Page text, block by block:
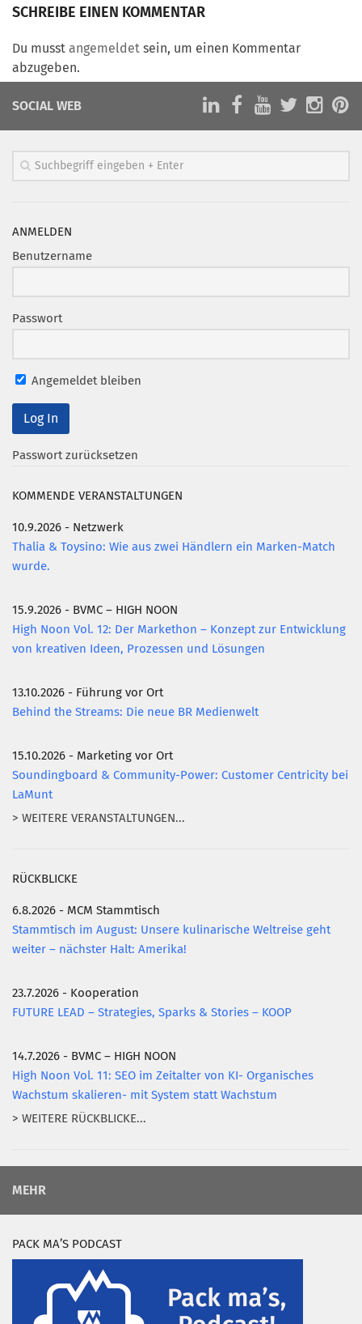
Marketing Pioniere
MarketingFrauen
Münchner Marketingpreis
Mentoring
Bundesverband Marketing Clubs
CLUB-KOMMUNIKATION
MCM Club TV
PODCAST
AKTUELLES
SCHREIBE EINEN KOMMENTAR
Du musst angemeldet sein, um einen Kommentar
abzugeben.
SOCIAL WEB
ANMELDEN
Benutzername
Passwort
Angemeldet bleiben
Passwort zurücksetzen
KOMMENDE VERANSTALTUNGEN
10.9.2026 - Netzwerk
Thalia & Toysino: Wie aus zwei Händlern ein Marken-Match
wurde.
15.9.2026 - BVMC – HIGH NOON
High Noon Vol. 12: Der Markethon – Konzept zur Entwicklung
von kreativen Ideen, Prozessen und Lösungen
13.10.2026 - Führung vor Ort
Behind the Streams: Die neue BR Medienwelt
15.10.2026 - Marketing vor Ort
Soundingboard & Community-Power: Customer Centricity bei
LaMunt
> WEITERE VERANSTALTUNGEN...
RÜCKBLICKE
6.8.2026 - MCM Stammtisch
Stammtisch im August: Unsere kulinarische Weltreise geht
weiter – nächster Halt: Amerika!
23.7.2026 - Kooperation
FUTURE LEAD – Strategies, Sparks & Stories – KOOP
14.7.2026 - BVMC – HIGH NOON
High Noon Vol. 11: SEO im Zeitalter von KI- Organisches
Wachstum skalieren- mit System statt Wachstum
> WEITERE RÜCKBLICKE...
MEHR
PACK MA’S PODCAST